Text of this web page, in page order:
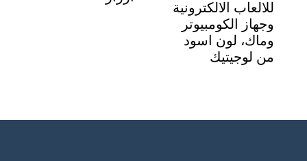
للالعاب الالكترونية
وجهاز الكومبيوتر
وماك، لون اسود
من لوجيتيك